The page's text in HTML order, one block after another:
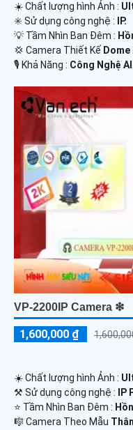
☀️ Chất lượng hình Ảnh :
✳️ Sử dụng công nghệ :
IP.
💡 Tầm Nhìn Ban Đêm :
💢 Camera Thiết Kế
️🎙 Khả Năng : Công Nghệ
VP-2200IP Camera ❇
1,600,000 ₫
☀️ Chất lượng hình Ảnh :
⚒ Sử dụng công nghệ :
IP
⭐ Tầm Nhìn Ban Đêm :
🎼️ Camera Theo Mẫu